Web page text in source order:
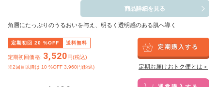
商品詳細を見る
角層にたっぷりのうるおいを与え、明るく透明感のある肌へ導く
定期初回 20 %OFF 送料無料
定期初回価格: 3,520円(税込)
※2回目以降は 10 %OFF 3,960円(税込)
定期購入する
定期お届けおトク便とは＞